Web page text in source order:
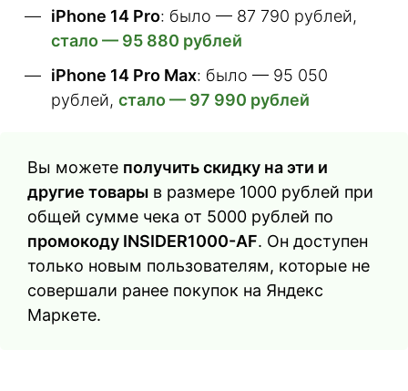
iPhone 14 Pro: было — 87 790 рублей,
стало — 95 880 рублей
iPhone 14 Pro Max: было — 95 050
рублей, стало — 97 990 рублей
Вы можете получить скидку на эти и
другие товары в размере 1000 рублей при
общей сумме чека от 5000 рублей по
промокоду INSIDER1000-AF. Он доступен
только новым пользователям, которые не
совершали ранее покупок на Яндекс
Маркете.